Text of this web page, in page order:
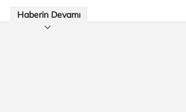
Haberin Devamı